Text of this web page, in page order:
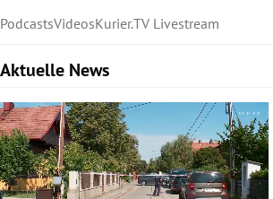
PodcastsVideosKurier.TV Livestream
Aktuelle News
Slide 1 von 6